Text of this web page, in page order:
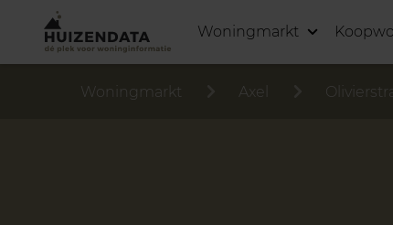
Woningmarkt
Woningmarkt Axel